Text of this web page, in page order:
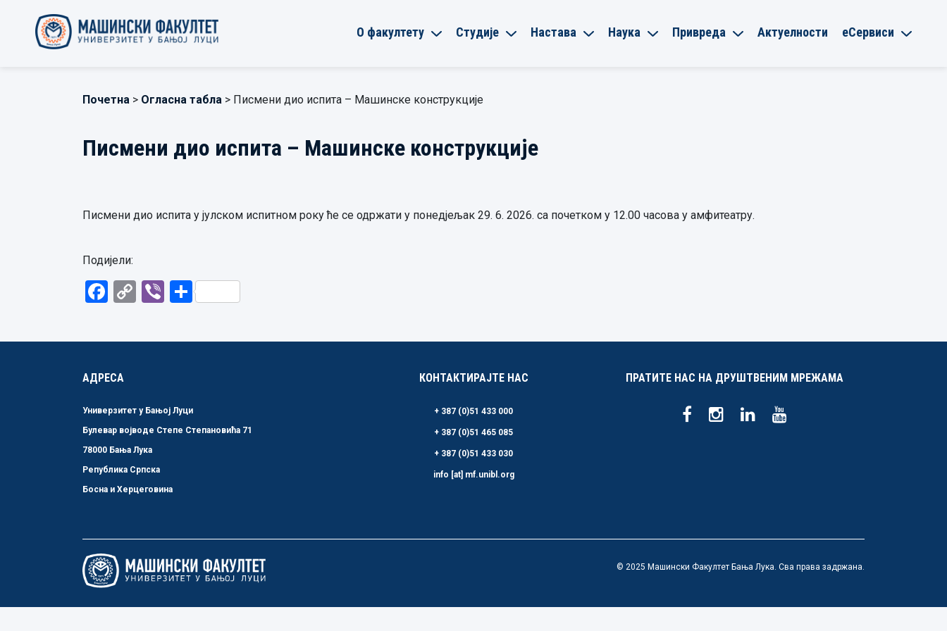
О факултету Студије Настава Наука Привреда Актуелности еСервиси
Почетна > Огласна табла > Писмени дио испита – Машинске конструкције
Писмени дио испита – Машинске конструкције
Писмени дио испита у јулском испитном року ће се одржати у понедјељак 29. 6. 2026. са почетком у 12.00 часова у амфитеатру.
Подијели:
Facebook
CopyViberShare
АДРЕСА
Универзитет у Бањој Луци
Булевар војводе Степе Степановића 71
78000 Бања Лука
Република Српска
Босна и Херцеговина
КОНТАКТИРАЈТЕ НАС
+ 387 (0)51 433 000
+ 387 (0)51 465 085
+ 387 (0)51 433 030
info [at] mf.unibl.org
ПРАТИТЕ НАС НА ДРУШТВЕНИМ МРЕЖАМА
© 2025 Машински Факултет Бања Лука. Сва права задржана.